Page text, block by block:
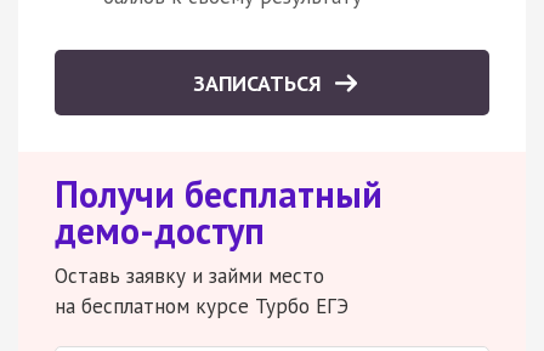
ЗАПИСАТЬСЯ
Получи бесплатный
демо-доступ
Оставь заявку и займи место
на бесплатном курсе Турбо ЕГЭ